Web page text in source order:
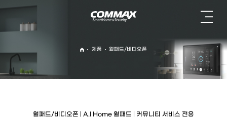
home
제품 월패드/비디오폰
월패드/비디오폰 | A.I Home 월패드 | 커뮤니티 서비스 전용